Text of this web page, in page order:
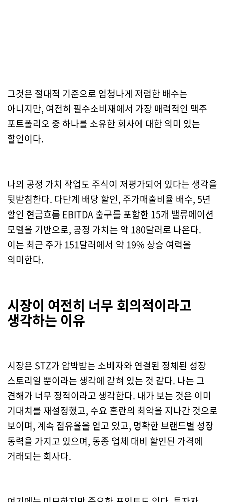
그것은 절대적 기준으로 엄청나게 저렴한 배수는
아니지만, 여전히 필수소비재에서 가장 매력적인 맥주
포트폴리오 중 하나를 소유한 회사에 대한 의미 있는
할인이다.
나의 공정 가치 작업도 주식이 저평가되어 있다는 생각을
뒷받침한다. 다단계 배당 할인, 주가매출비율 배수, 5년
할인 현금흐름 EBITDA 출구를 포함한 15개 밸류에이션
모델을 기반으로, 공정 가치는 약 180달러로 나온다.
이는 최근 주가 151달러에서 약 19% 상승 여력을
의미한다.
시장이 여전히 너무 회의적이라고
생각하는 이유
시장은 STZ가 압박받는 소비자와 연결된 정체된 성장
스토리일 뿐이라는 생각에 갇혀 있는 것 같다. 나는 그
견해가 너무 정적이라고 생각한다. 내가 보는 것은 이미
기대치를 재설정했고, 수요 혼란의 최악을 지나간 것으로
보이며, 계속 점유율을 얻고 있고, 명확한 브랜드별 성장
동력을 가지고 있으며, 동종 업체 대비 할인된 가격에
거래되는 회사다.